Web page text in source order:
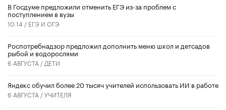
В Госдуме предложили отменить ЕГЭ из-за проблем с
поступлением в вузы
10:14 / ЕГЭ И ОГЭ
Роспотребнадзор предложил дополнить меню школ и детсадов
рыбой и водорослями
6 АВГУСТА / ДЕТИ
​Яндекс обучил более 20 тысяч учителей использовать ИИ в работе
6 АВГУСТА /УЧИТЕЛЯ